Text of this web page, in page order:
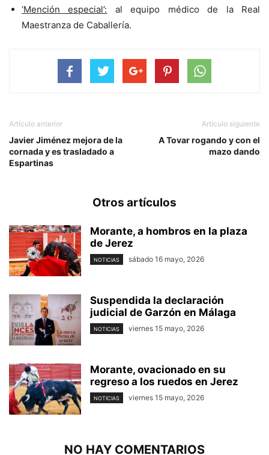
‘Mención especial’: al equipo médico de la Real
Maestranza de Caballería.
Artículo anterior
Javier Jiménez mejora de la
cornada y es trasladado a
Espartinas
Artículo siguiente
A Tovar rogando y con el
mazo dando
Otros artículos
Morante, a hombros en la plaza
de Jerez
NOTICIAS sábado 16 mayo, 2026
Suspendida la declaración
judicial de Garzón en Málaga
NOTICIAS viernes 15 mayo, 2026
Morante, ovacionado en su
regreso a los ruedos en Jerez
NOTICIAS viernes 15 mayo, 2026
NO HAY COMENTARIOS